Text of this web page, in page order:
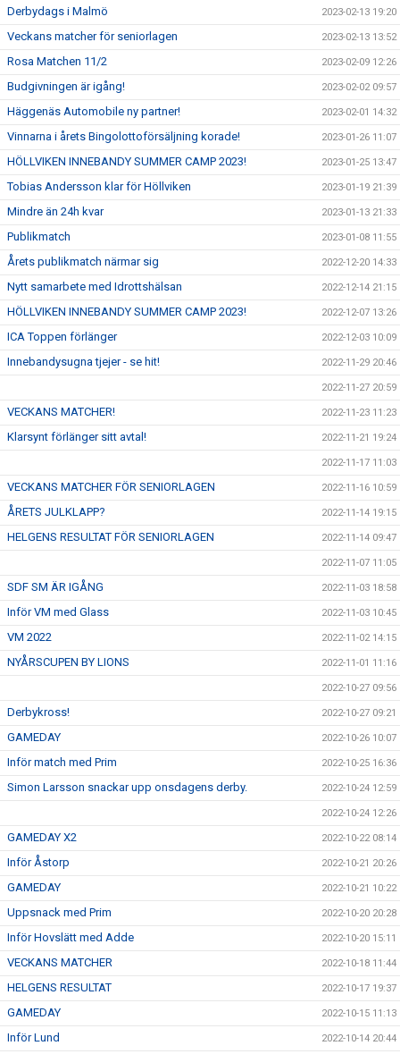
Derbydags i Malmö 2023-02-13 19:20
Veckans matcher för seniorlagen 2023-02-13 13:52
Rosa Matchen 11/2 2023-02-09 12:26
Budgivningen är igång! 2023-02-02 09:57
Häggenäs Automobile ny partner! 2023-02-01 14:32
Vinnarna i årets Bingolottoförsäljning korade! 2023-01-26 11:07
HÖLLVIKEN INNEBANDY SUMMER CAMP 2023! 2023-01-25 13:47
Tobias Andersson klar för Höllviken 2023-01-19 21:39
Mindre än 24h kvar 2023-01-13 21:33
Publikmatch 2023-01-08 11:55
Årets publikmatch närmar sig 2022-12-20 14:33
Nytt samarbete med Idrottshälsan 2022-12-14 21:15
HÖLLVIKEN INNEBANDY SUMMER CAMP 2023! 2022-12-07 13:26
ICA Toppen förlänger 2022-12-03 10:09
Innebandysugna tjejer - se hit! 2022-11-29 20:46
2022-11-27 20:59
VECKANS MATCHER! 2022-11-23 11:23
Klarsynt förlänger sitt avtal! 2022-11-21 19:24
2022-11-17 11:03
VECKANS MATCHER FÖR SENIORLAGEN 2022-11-16 10:59
ÅRETS JULKLAPP? 2022-11-14 19:15
HELGENS RESULTAT FÖR SENIORLAGEN 2022-11-14 09:47
2022-11-07 11:05
SDF SM ÄR IGÅNG 2022-11-03 18:58
Inför VM med Glass 2022-11-03 10:45
VM 2022 2022-11-02 14:15
NYÅRSCUPEN BY LIONS 2022-11-01 11:16
2022-10-27 09:56
Derbykross! 2022-10-27 09:21
GAMEDAY 2022-10-26 10:07
Inför match med Prim 2022-10-25 16:36
Simon Larsson snackar upp onsdagens derby. 2022-10-24 12:59
2022-10-24 12:26
GAMEDAY X2 2022-10-22 08:14
Inför Åstorp 2022-10-21 20:26
GAMEDAY 2022-10-21 10:22
Uppsnack med Prim 2022-10-20 20:28
Inför Hovslätt med Adde 2022-10-20 15:11
VECKANS MATCHER 2022-10-18 11:44
HELGENS RESULTAT 2022-10-17 19:37
GAMEDAY 2022-10-15 11:13
Inför Lund 2022-10-14 20:44